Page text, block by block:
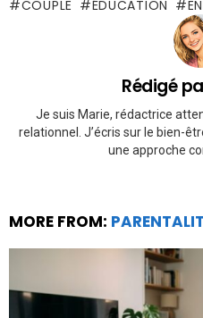
COUPLE ÉDUCATION
Rédigé
Je suis Marie, rédactrice
relationnel. J’écris sur le bien-
une approche
MORE FROM: